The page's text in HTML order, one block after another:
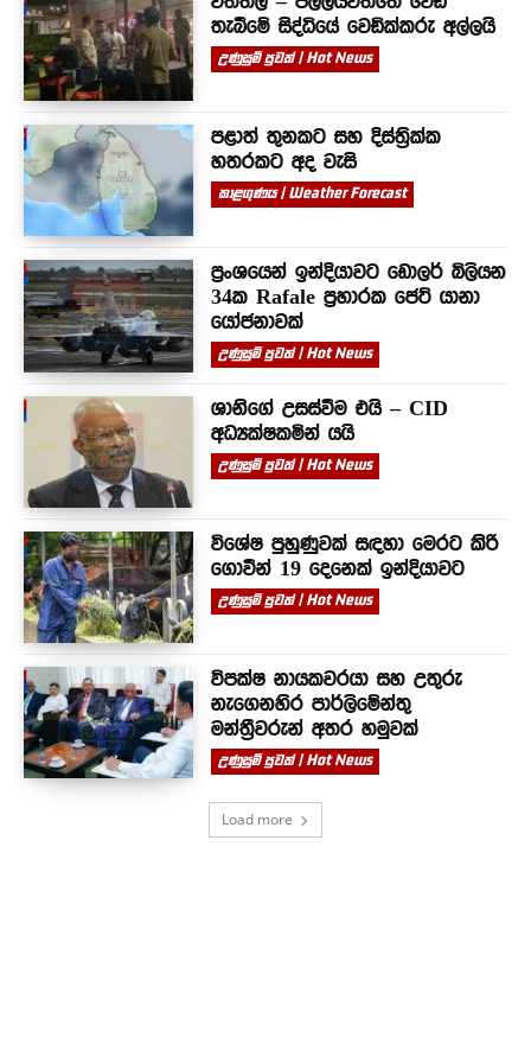
තැබීමේ සිද්ධියේ වෙඩික්කරු අල්ලයි
උණුසුම් පුවත් | Hot News
පළාත් තුනකට සහ දිස්ත්‍රික්ක
හතරකට අද වැසි
කාළගුණය | Weather Forecast
ප්‍රංශයෙන් ඉන්දියාවට ඩොලර් බිලියන
34ක Rafale ප්‍රහාරක ජෙට් යානා
යෝජනාවක්
උණුසුම් පුවත් | Hot News
ශානිගේ උසස්වීම එයි – CID
අධ්‍යක්ෂකමින් යයි
උණුසුම් පුවත් | Hot News
විශේෂ පුහුණුවක් සඳහා මෙරට කිරි
ගොවීන් 19 දෙනෙක් ඉන්දියාවට
උණුසුම් පුවත් | Hot News
විපක්ෂ නායකවරයා සහ උතුරු
නැගෙනහිර පාර්ලිමේන්තු
මන්ත්‍රීවරුන් අතර හමුවක්
උණුසුම් පුවත් | Hot News
Load more